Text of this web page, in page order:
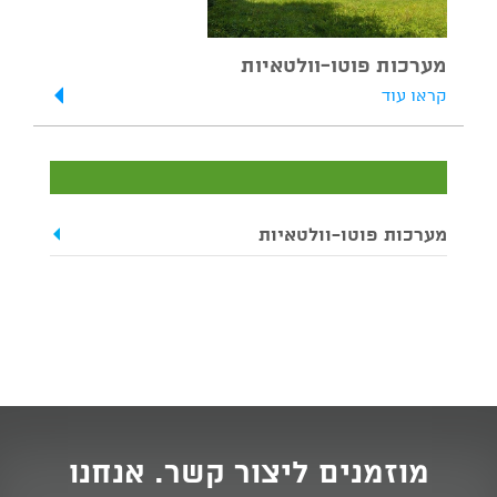
מערכות פוטו-וולטאיות
קראו עוד
מערכות פוטו-וולטאיות
מוזמנים ליצור קשר. אנחנו